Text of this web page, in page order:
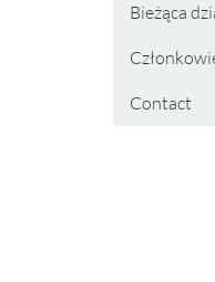
Bieżąca
Contact